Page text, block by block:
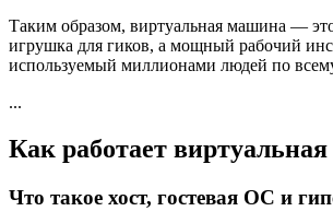
Таким образом, виртуальная машина —
игрушка для гиков, а мощный рабочий
используемый миллионами людей по
...
Как работает
Что такое хост, гостевая ОС и